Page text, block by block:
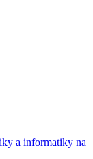
a informatiky na